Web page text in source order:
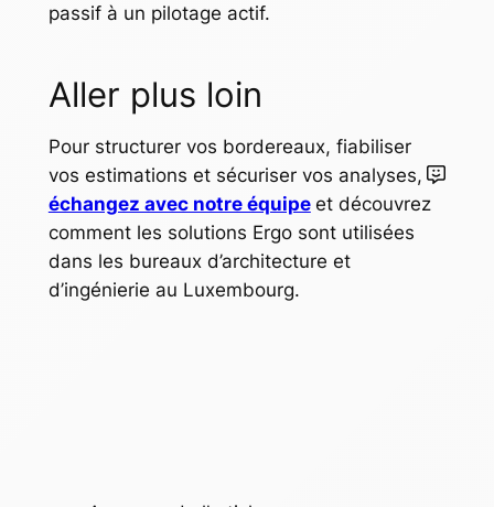
passif à un pilotage actif.
Aller plus loin
Pour structurer vos bordereaux, fiabiliser
vos estimations et sécuriser vos analyses,
échangez avec notre équipe et découvrez
comment les solutions Ergo sont utilisées
dans les bureaux d’architecture et
d’ingénierie au Luxembourg.